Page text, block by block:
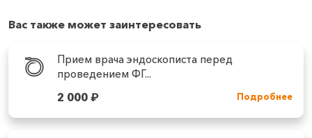
Вас также может заинтересовать
Прием врача эндоскописта перед
проведением ФГ...
2 000₽ Подробнее